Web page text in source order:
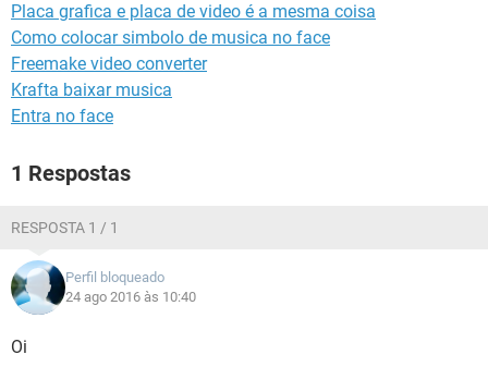
Placa grafica e placa de video é a mesma coisa
Como colocar simbolo de musica no face
Freemake video converter
Krafta baixar musica
Entra no face
1 Respostas
RESPOSTA 1 / 1
Perfil bloqueado
24 ago 2016 às 10:40
Oi